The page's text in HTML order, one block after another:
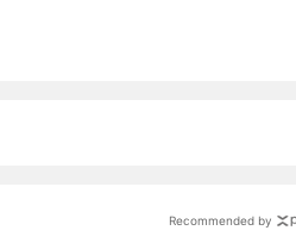
Recommended by